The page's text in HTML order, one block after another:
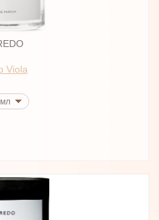
Viola